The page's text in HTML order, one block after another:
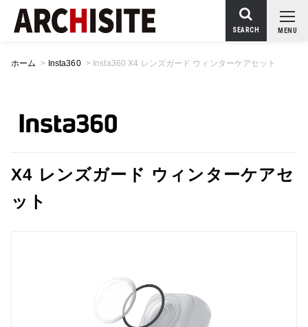
MENU
SEARCH
ホーム > Insta360 > Insta360 X4 レンズガード ウィンターケアセット
X4 レンズガード ウィンターケアセ
ット